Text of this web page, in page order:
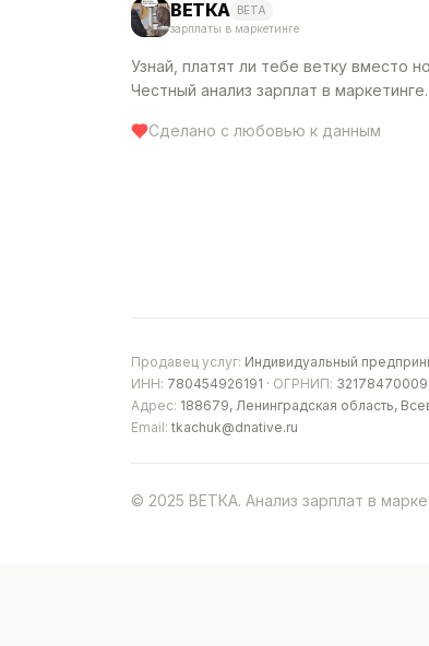
ВЕТКА BETA
зарплаты в маркетинге
Узнай, платят ли тебе ветку вместо
Честный анализ зарплат в маркетинге.
Сделано с любовью к данным
Продавец услуг: Индивидуальный
ИНН: 780454926191 · ОГРНИП:
Адрес: 188679, Ленинградская область,
Email: tkachuk@dnative.ru
© 2025 ВЕТКА. Анализ зарплат в